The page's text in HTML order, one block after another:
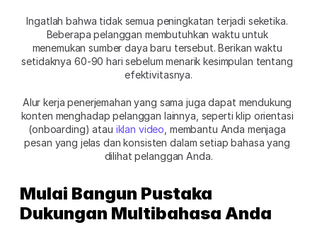
Ingatlah bahwa tidak semua peningkatan terjadi seketika.
Beberapa pelanggan membutuhkan waktu untuk
menemukan sumber daya baru tersebut. Berikan waktu
setidaknya 60-90 hari sebelum menarik kesimpulan tentang
efektivitasnya.
Alur kerja penerjemahan yang sama juga dapat mendukung
konten menghadap pelanggan lainnya, seperti klip orientasi
(onboarding) atau iklan video , membantu Anda menjaga
pesan yang jelas dan konsisten dalam setiap bahasa yang
dilihat pelanggan Anda.
Mulai Bangun Pustaka
Dukungan Multibahasa Anda